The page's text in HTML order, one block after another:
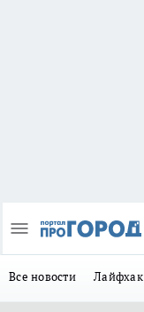
Все новости Лайфхак